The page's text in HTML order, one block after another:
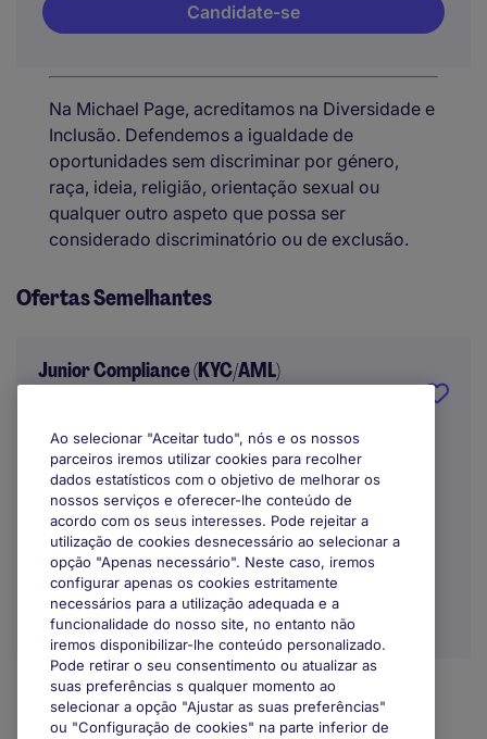
Candidate-se
Na Michael Page, acreditamos na Diversidade e
Inclusão. Defendemos a igualdade de
oportunidades sem discriminar por género,
raça, ideia, religião, orientação sexual ou
qualquer outro aspeto que possa ser
considerado discriminatório ou de exclusão.
Ofertas Semelhantes
Junior Compliance (KYC/AML)
Porto
Indefinido
Ao selecionar "Aceitar tudo", nós e os nossos
parceiros iremos utilizar cookies para recolher
dados estatísticos com o objetivo de melhorar os
nossos serviços e oferecer-lhe conteúdo de
acordo com os seus interesses. Pode rejeitar a
utilização de cookies desnecessário ao selecionar a
opção "Apenas necessário". Neste caso, iremos
configurar apenas os cookies estritamente
necessários para a utilização adequada e a
funcionalidade do nosso site, no entanto não
iremos disponibilizar-lhe conteúdo personalizado.
Pode retirar o seu consentimento ou atualizar as
suas preferências s qualquer momento ao
selecionar a opção "Ajustar as suas preferências"
ou "Configuração de cookies" na parte inferior de